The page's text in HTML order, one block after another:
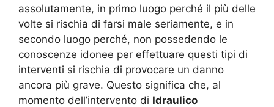
assolutamente, in primo luogo perché il più delle
volte si rischia di farsi male seriamente, e in
secondo luogo perché, non possedendo le
conoscenze idonee per effettuare questi tipi di
interventi si rischia di provocare un danno
ancora più grave. Questo significa che, al
momento dell’intervento di Idraulico